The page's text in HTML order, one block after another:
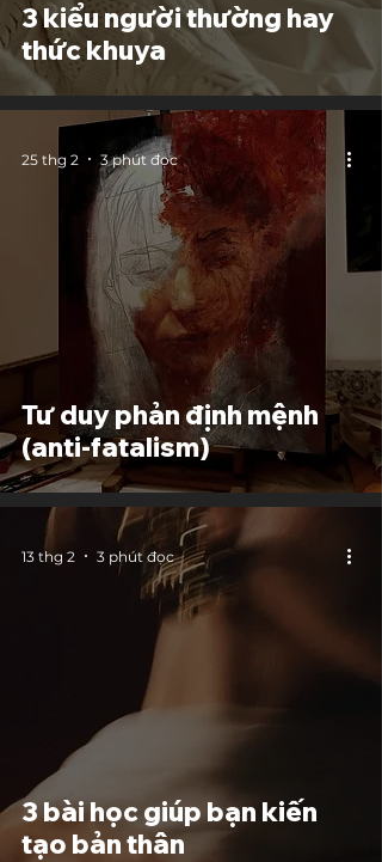
3 kiểu người thường hay
thức khuya
Tư duy phản định mệnh
(anti-fatalism)
25 thg 2 3 phút đọc
3 bài học giúp bạn kiến
tạo bản thân
13 thg 2 3 phút đọc